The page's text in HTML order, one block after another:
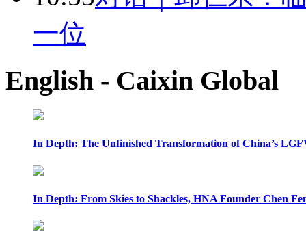
一位
English - Caixin Global
In Depth: The Unfinished Transformation of China’s
In Depth: From Skies to Shackles, HNA Founder Chen